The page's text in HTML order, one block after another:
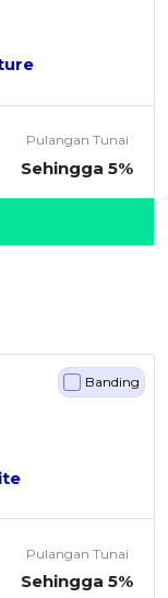
Pulangan Tunai
Sehingga 5%
Banding
Pulangan Tunai
Sehingga 5%